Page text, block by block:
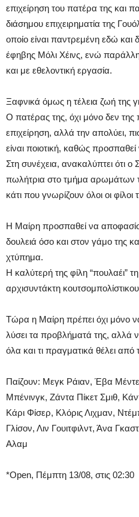
επιχείρηση του πατέρα της και
διάσημου επιχειρηματία της
οποίο είναι παντρεμένη εδώ και
έφηβης Μόλι Χέινς, ενώ
και με εθελοντική εργασία.
Ξαφνικά όμως η τέλεια ζωή της
Ο πατέρας της, όχι μόνο δεν της
επιχείρηση, αλλά την απολύει,
είναι ποιοτική, καθώς
Στη συνέχεια, ανακαλύπτει ότι ο
πωλήτρια στο τμήμα αρωμάτων
κάτι που γνωρίζουν όλοι οι φίλοι
Η Μαίρη προσπαθεί να
δουλειά όσο και στον γάμο της
χτύπημα.
Η καλύτερή της φίλη “πουλαέι”
αρχισυντάκτη
Τώρα η Μαίρη πρέπει όχι μόνο
λύσει τα προβλήματά της, αλλά
όλα και τι πραγματικά θέλει από
Παίζουν: Μεγκ Ράιαν, Έβα
Μπένινγκ, Ζάντα Πίκετ Σμιθ,
Κάρι Φίσερ, Κλόρις Λιχμαν,
Γλίσον, Λιν Γουιτφιλντ, Άνα
Αλαμ
*Open, Πέμπτη 13/08, στις 02:30